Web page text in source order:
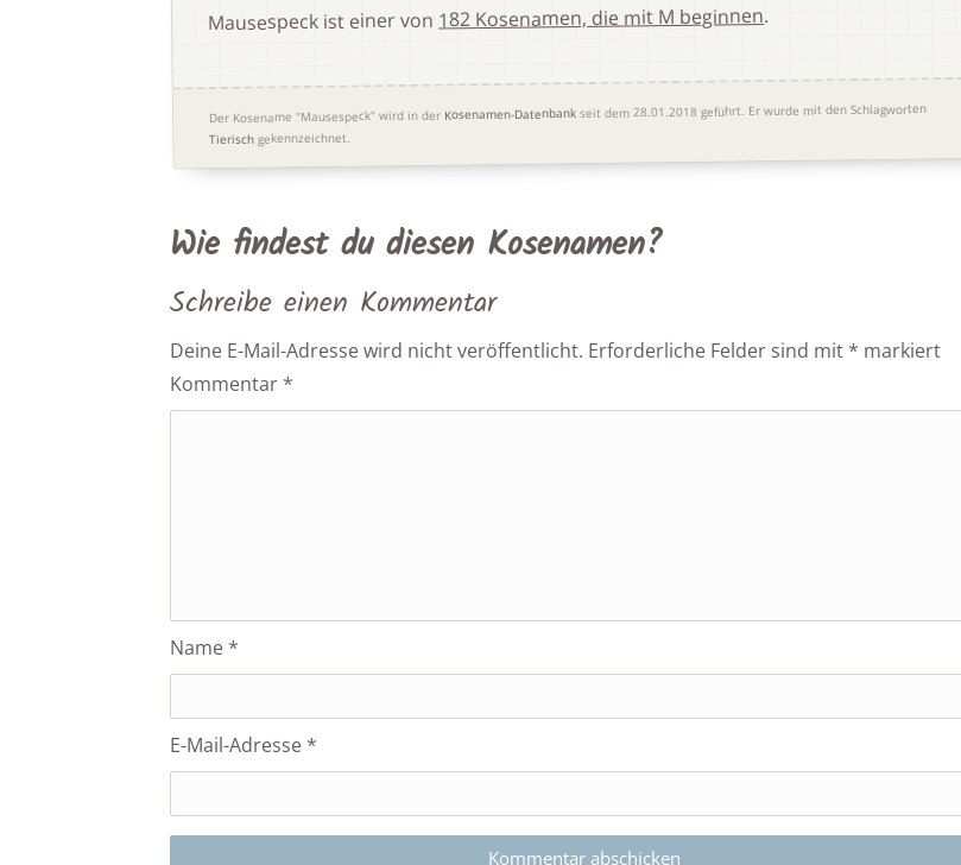
Mausespeck ist einer von182 Kosenamen, die mit M beginnen.
Der Kosename "Mausespeck" wird in der Kosenamen-Datenbankseit dem 28.01.2018 geführt. Er wurde mit den Schlagworten
Tierisch gekennzeichnet.
Wie findest du diesen Kosenamen?
Schreibe einen Kommentar
Deine E-Mail-Adresse wird nicht veröffentlicht. Erforderliche Felder sind mit * markiert
Kommentar *
Name *
E-Mail-Adresse *